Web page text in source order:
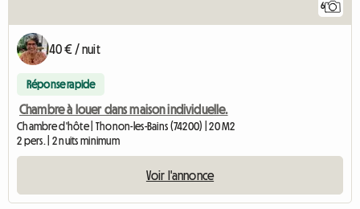
6
40 € / nuit
Réponse rapide
Chambre à louer dans maison individuelle.
Chambre d'hôte | Thonon-les-Bains (74200) | 20 M2
2 pers. | 2 nuits minimum
Voir l'annonce